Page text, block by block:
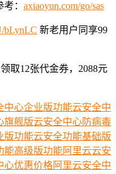
： axiaoyun.com/go/sas
bLynLC 新老用户同享99
取12张代金券，2088元
中心企业版功能云安全中
旗舰版云安全中心防病毒
版功能云安全功能基础版
能高级版功能阿里云云安
心优惠价格阿里云安全中